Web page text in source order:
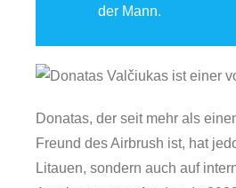
der Mann.
Donatas, der seit mehr als
Freund des Airbrush ist, hat
Litauen, sondern auch auf